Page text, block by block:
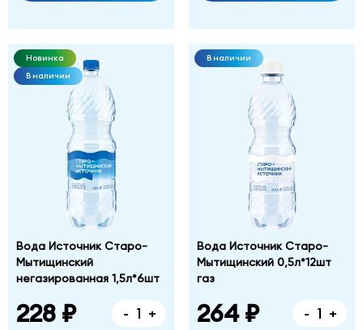
Новинка
В наличии
Вода Источник Старо-
Мытищинский
негазированная 1,5л*6шт
228 ₽ - +
В наличии
Вода Источник Старо-
Мытищинский 0,5л*12шт
газ
264 ₽ - +